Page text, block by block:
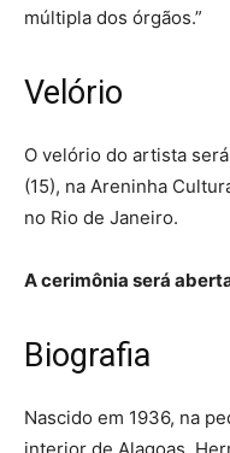
múltipla dos órgãos.”
Velório
O velório do artista
(15), na Areninha
no Rio de Janeiro.
A cerimônia será
Biografia
Nascido em 1936, na